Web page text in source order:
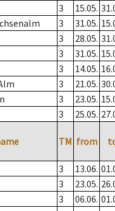
3 15.05.
3 31.05.
3 28.05.
3 31.05.
3 14.05.
3 21.05.
3 23.05.
3 25.05.
TM from
3 13.06.
3 23.05.
3 06.06.